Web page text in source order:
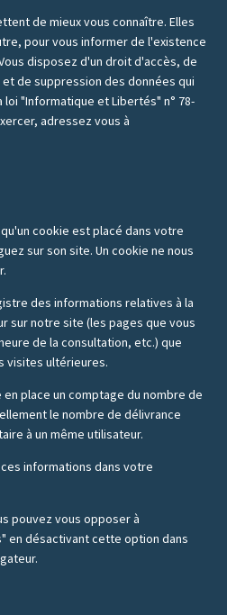
de mieux vous connaître. Elles
pour vous informer de l'existence
disposez d'un droit d'accès, de
de suppression des données qui
loi "Informatique et Libertés" n° 78-
adressez vous à
cookie est placé dans votre
sur son site. Un cookie ne nous
des informations relatives à la
sur notre site (les pages que vous
de la consultation, etc.) que
visites ultérieures.
place un comptage du nombre de
le nombre de délivrance
à un même utilisateur.
informations dans votre
pouvez vous opposer à
en désactivant cette option dans